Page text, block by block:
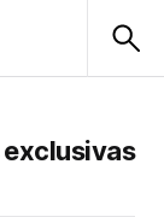
exclusivas